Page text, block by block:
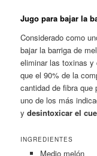
Jugo para bajar la
Considerado como
bajar la barriga de
eliminar las toxinas y
que el 90% de la
cantidad de fibra
uno de los más
ydesintoxicar el
INGREDIENTES
Medio melón